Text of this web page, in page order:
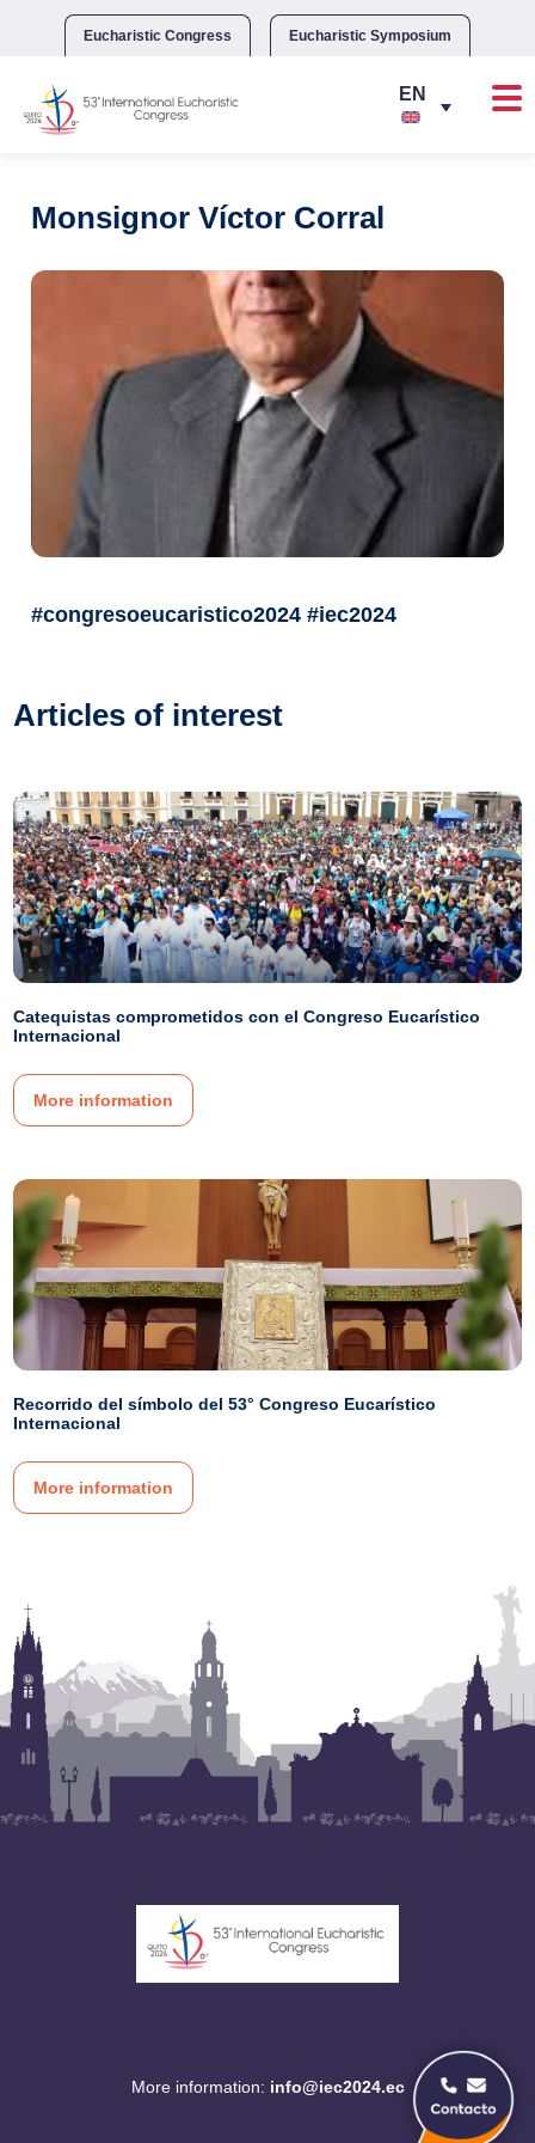
Eucharistic Congress Eucharistic Symposium
Monsignor Víctor Corral
#congresoeucaristico2024 #iec2024
Articles of interest
Catequistas comprometidos con el Congreso Eucarístico
Internacional
More information
Recorrido del símbolo del 53° Congreso Eucarístico
Internacional
More information
More information: info@iec2024.ec